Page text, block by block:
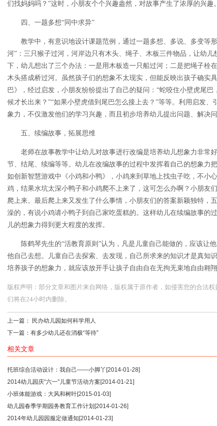
们找妈妈吗？”这时，小朋友个个兴趣盎然，对故事产生了浓厚的兴趣
四、一题多想“同中求异”
教学中，有意识地设计课题范例，通过一题多想、多说、多变等
河”：三只猴子过河，河岸边只有木头、绳子、木板三件物品，让幼
下，幼儿想出了三个办法：一是用木板造一只船过河；二是把绳子栓
木头搭成桥过河。虽然孩子们的想象不太现实，但能反映出孩子确实
巴》，经过启发，小朋友纷纷提出了自己的疑问：“蛇咬住小壁虎尾
候才长出来？”“如果小壁虎借到尾巴怎么接上去？”等等。利用启发
象力，不仅激发他们的学习兴趣，而且初步培养幼儿提出问题、解决
五、续编故事，拓展思维
老师在故事教学中让幼儿对故事进行改编是培养幼儿想象力非常
节、结尾、续编等等。幼儿在改编故事的过程中发挥着自己的想象力
如创新智慧游戏中《小鸡和小鸭》，小鸡来到草地上找虫子吃，不小
鸡，结果水坑太深小鸭子和小鸡爬不上来了，这可怎么办啊？小朋友
爬上来。最后爬上来又发生了什么事情，小朋友们的答案新颖独特，
澡的，有说小鸡请小鸭子到自己家吃蛋糕的。这样幼儿在续编故事的
儿的想象力得到更大程度的发挥。
陈鹤琴先生的“活教育原则”认为，凡是儿童自己能做的，应该让
他自己去想。儿童自己去探索、去发现，自己所求来的知识才是真知
培养孩子的想象力，就应该放开手让孩子自由自在无拘无束地自由翱
版权声明：部分文章和图片来自网络，版权属于原作者，如侵害您的合法
们将在24小时内删除。
上一篇：
民办幼儿园如何科学用人
下一篇： 有多少幼儿还在消极“等待”
相关文章
托班综合活动设计：我自己——小脚丫 [2014-01-28]
2014幼儿园庆“六一”儿童节活动方案 [2014-01-21]
小班体能游戏：大风和树叶[2015-01-03]
幼儿园春季学期园务教育工作计划 [2014-01-26]
2014年幼儿园园服定做通知 [2014-01-23]